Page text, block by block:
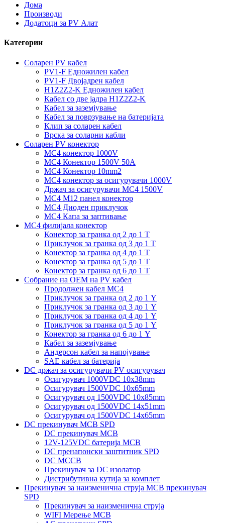
Дома
Производи
Додатоци за PV Алат
Категории
Соларен PV кабел
PV1-F Едножилен кабел
PV1-F Двојадрен кабел
H1Z2Z2-K Едножилен кабел
Кабел со две јадра H1Z2Z2-K
Кабел за заземјување
Кабел за поврзување на батеријата
Клип за соларен кабел
Врска за соларни кабли
Соларен PV конектор
MC4 конектор 1000V
MC4 Конектор 1500V 50A
MC4 Конектор 10mm2
MC4 конектор за осигурувачи 1000V
Држач за осигурувачи MC4 1500V
MC4 M12 панел конектор
MC4 Диоден приклучок
MC4 Капа за заптивање
MC4 филијала конектор
Конектор за гранка од 2 до 1 Т
Приклучок за гранка од 3 до 1 Т
Конектор за гранка од 4 до 1 Т
Конектор за гранка од 5 до 1 Т
Конектор за гранка од 6 до 1 Т
Собрание на ОЕМ на PV кабел
Продолжен кабел MC4
Приклучок за гранка од 2 до 1 Y
Приклучок за гранка од 3 до 1 Y
Приклучок за гранка од 4 до 1 Y
Приклучок за гранка од 5 до 1 Y
Конектор за гранка од 6 до 1 Y
Кабел за заземјување
Андерсон кабел за напојување
SAE кабел за батерија
DC држач за осигурувачи PV осигурувач
Осигурувач 1000VDC 10x38mm
Осигурувач 1500VDC 10x65mm
Осигурувач од 1500VDC 10x85mm
Осигурувач од 1500VDC 14x51mm
Осигурувач од 1500VDC 14x65mm
DC прекинувач MCB SPD
DC прекинувач MCB
12V-125VDC батерија MCB
DC пренапонски заштитник SPD
DC MCCB
Прекинувач за DC изолатор
Дистрибутивна кутија за комплет
Прекинувач за наизменична струја MCB прекинувач
SPD
Прекинувач за наизменична струја
WIFI Мерење MCB